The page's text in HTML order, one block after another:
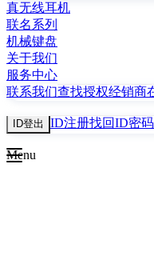
真无线耳机
联名系列
机械键盘
关于我们
服务中心
联系我们查找授权经销商
ID登出 ID注册找回ID密码
Menu